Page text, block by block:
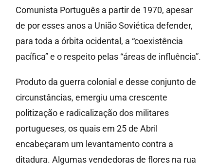
Comunista Português a partir de 1970, apesar
de por esses anos a União Soviética defender,
para toda a órbita ocidental, a “coexistência
pacífica” e o respeito pelas “áreas de influência”.
Produto da guerra colonial e desse conjunto de
circunstâncias, emergiu uma crescente
politização e radicalização dos militares
portugueses, os quais em 25 de Abril
encabeçaram um levantamento contra a
ditadura. Algumas vendedoras de flores na rua